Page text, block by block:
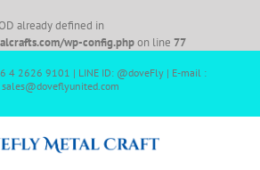
already defined in
wp-config.phpon line 77
4 2626 9101 | LINE ID: @doveFly | E-mail :
sales@doveflyunited.com